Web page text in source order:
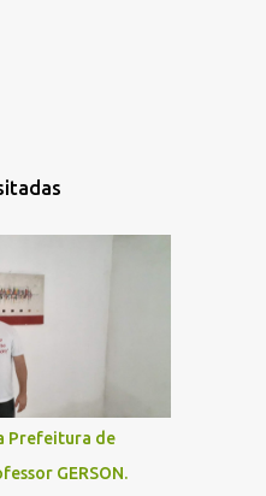
Prefeitura de
GERSON.